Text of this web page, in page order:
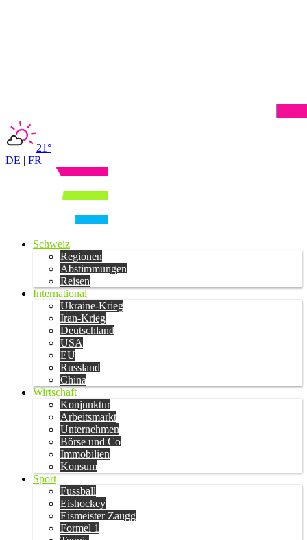
21°
DE | FR
Schweiz
Regionen
Abstimmungen
Reisen
International
Ukraine-Krieg
Iran-Krieg
Deutschland
USA
EU
Russland
China
Wirtschaft
Konjunktur
Arbeitsmarkt
Unternehmen
Börse und Co
Immobilien
Konsum
Sport
Fussball
Eishockey
Eismeister Zaugg
Formel 1